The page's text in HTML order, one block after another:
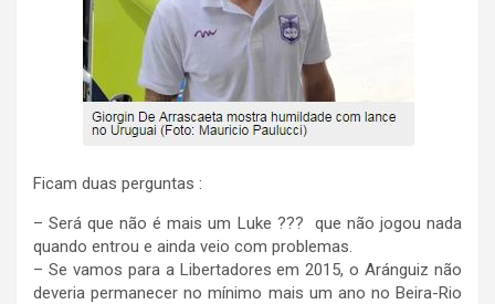
Ficam duas perguntas :
– Será que não é mais um Luke ??? que não jogou nada
quando entrou e ainda veio com problemas.
– Se vamos para a Libertadores em 2015, o Aránguiz não
deveria permanecer no mínimo mais um ano no Beira-Rio